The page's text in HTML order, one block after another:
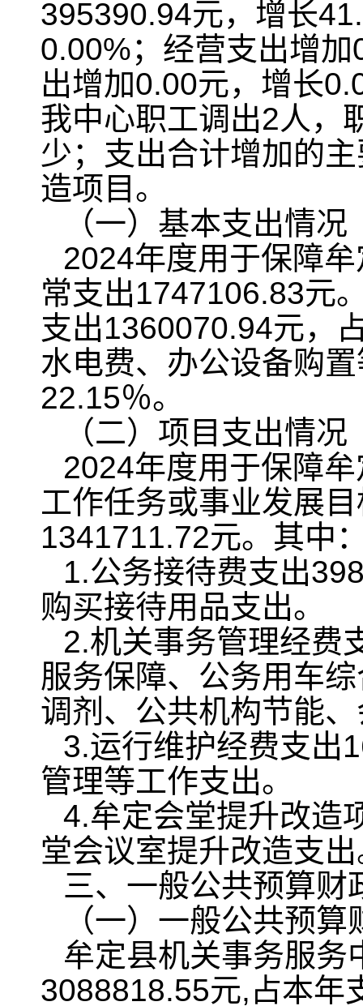
395390.94元，增长
0.00%；经营支出增
出增加0.00元，增长
我中心职工调出2人，
少；支出合计增加的
造项目。
（一）基本支出情况
2024年度用于保障
常支出1747106.83元
支出1360070.94元，
水电费、办公设备购
22.15％。
（二）项目支出情况
2024年度用于保障
工作任务或事业发展
1341711.72元。其中
1.公务接待费支出
购买接待用品支出。
2.机关事务管理经费
服务保障、公务用车
调剂、公共机构节能
3.运行维护经费支出
管理等工作支出。
4.牟定会堂提升改造
堂会议室提升改造支
三、一般公共预算财
（一）一般公共预
牟定县机关事务服务
3088818.55元,占本年